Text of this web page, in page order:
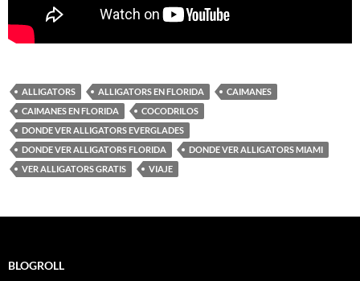
ALLIGATORS ALLIGATORS EN FLORIDA
CAIMANES
CAIMANES EN FLORIDA
COCODRILOS
DONDE VER ALLIGATORS EVERGLADES
DONDE VER ALLIGATORS FLORIDA
DONDE VER ALLIGATORS MIAMI
VER ALLIGATORS GRATIS
VIAJE
BLOGROLL